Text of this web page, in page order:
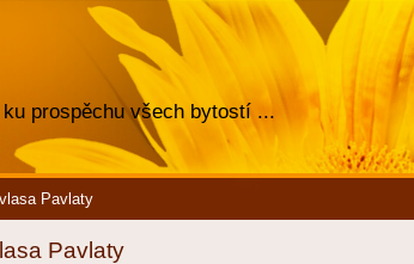
prospěchu všech bytostí ...
Pavlaty
Pavlaty